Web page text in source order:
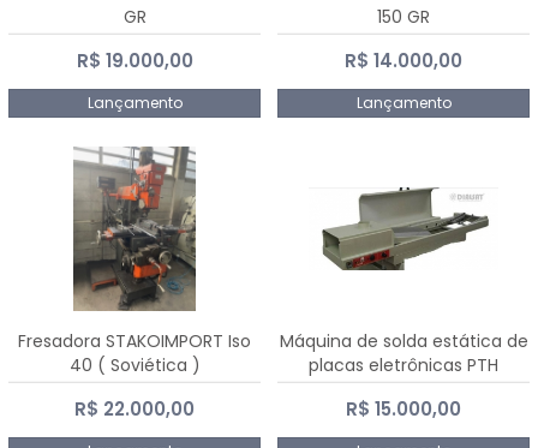
GR
R$ 19.000,00
Lançamento
150 GR
R$ 14.000,00
Lançamento
Fresadora STAKOIMPORT Iso
40 ( Soviética )
R$ 22.000,00
Máquina de solda estática de
placas eletrônicas PTH
DIALSAT
R$ 15.000,00